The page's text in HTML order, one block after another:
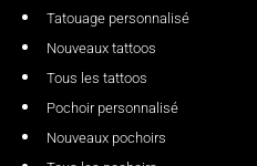
Tatouage personnalisé
Nouveaux tattoos
Tous les tattoos
Pochoir personnalisé
Nouveaux pochoirs